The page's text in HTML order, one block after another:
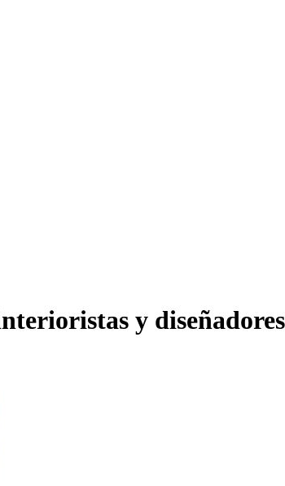
y diseñadores